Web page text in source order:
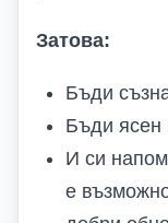
Затова:
Бъди
Бъди ясен
И си
е